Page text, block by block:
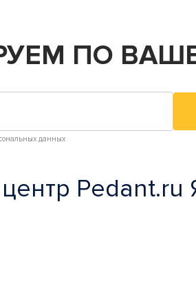
ПО
данных
Pedant.ru